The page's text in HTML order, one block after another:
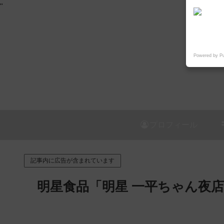
"
記事内に広告が含まれています
明星食品「明星 一平ちゃん夜
Powered by